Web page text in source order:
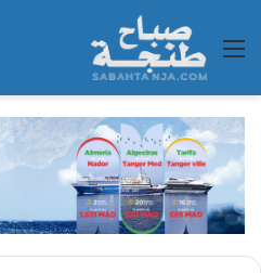
القائمة